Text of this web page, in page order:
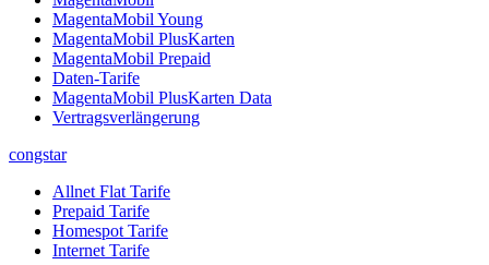
MagentaMobil Young
MagentaMobil PlusKarten
MagentaMobil Prepaid
Daten-Tarife
MagentaMobil PlusKarten Data
Vertragsverlängerung
congstar
Allnet Flat Tarife
Prepaid Tarife
Homespot Tarife
Internet Tarife